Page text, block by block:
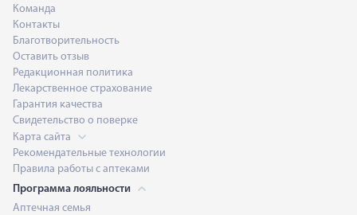
Команда
Контакты
Благотворительность
Оставить отзыв
Редакционная политика
Лекарственное страхование
Гарантия качества
Свидетельство о поверке
Карта сайта
Рекомендательные технологии
Правила работы с аптеками
Программа лояльности
Аптечная семья